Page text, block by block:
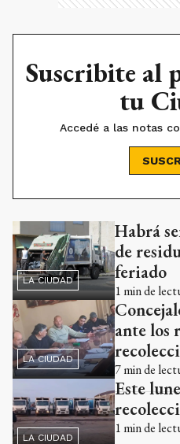
Suscribite al
tu
Accedé a las notas
LA CIUDAD
Habrá
de
feriado
1 min de
LA CIUDAD
ante los
7min de
LA CIUDAD
Este
1 min de